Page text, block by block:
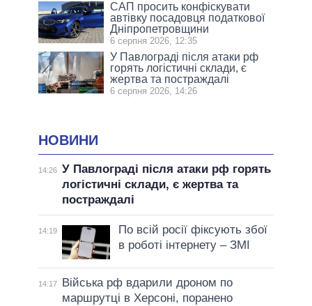
САП просить конфіскувати
автівку посадовця податкової
Дніпропетровщини
6 серпня 2026, 12:35
У Павлограді після атаки рф
горять логістичні склади, є
жертва та постраждалі
6 серпня 2026, 14:26
НОВИНИ
14:26 У Павлограді після атаки рф горять
логістичні склади, є жертва та
постраждалі
14:19
По всій росії фіксують збої
в роботі інтернету – ЗМІ
14:17
Війська рф вдарили дроном по
маршрутці в Херсоні, поранено